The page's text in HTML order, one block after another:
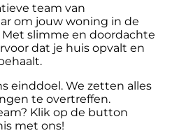
team van
om jouw woning in de
slimme en doordachte
dat je huis opvalt en
einddoel. We zetten alles
te overtreffen.
Klik op de button
met ons!